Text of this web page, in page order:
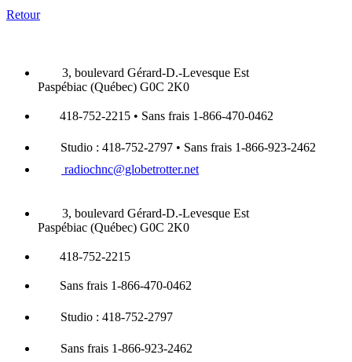
Retour
3, boulevard Gérard-D.-Levesque Est
Paspébiac (Québec) G0C 2K0
418-752-2215 • Sans frais 1-866-470-0462
Studio : 418-752-2797 • Sans frais 1-866-923-2462
radiochnc@globetrotter.net
3, boulevard Gérard-D.-Levesque Est
Paspébiac (Québec) G0C 2K0
418-752-2215
Sans frais 1-866-470-0462
Studio : 418-752-2797
Sans frais 1-866-923-2462